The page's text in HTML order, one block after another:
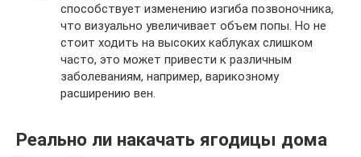
способствует изменению изгиба позвоночника,
что визуально увеличивает объем попы. Но не
стоит ходить на высоких каблуках слишком
часто, это может привести к различным
заболеваниям, например, варикозному
расширению вен.
Реально ли накачать ягодицы дома